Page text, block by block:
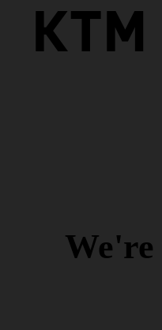
KTM